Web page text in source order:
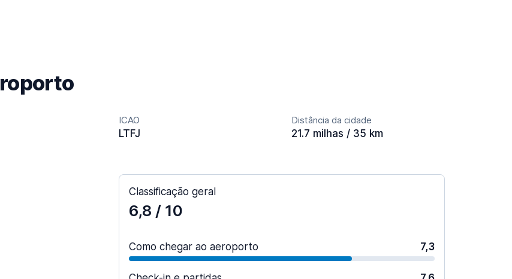
ICAO
LTFJ
Distância da cidade
21.7 milhas / 35 km
Classificação geral
6,8 / 10
Como chegar ao aeroporto 7,3